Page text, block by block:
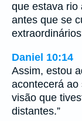
que estava rio
antes que se
Daniel 10:14
Assim, estou
acontecerá ao
visão que
distantes.”